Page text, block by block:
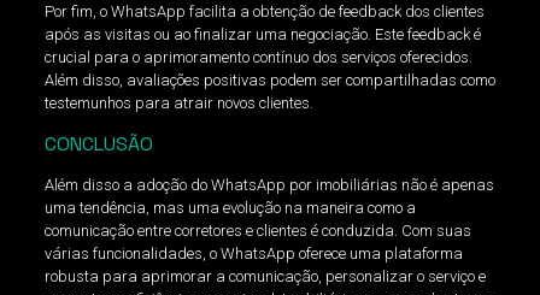
Por fim, o WhatsApp facilita a obtenção de feedback dos clientes
após as visitas ou ao finalizar uma negociação. Este feedback é
crucial para o aprimoramento contínuo dos serviços oferecidos.
Além disso, avaliações positivas podem ser compartilhadas como
testemunhos para atrair novos clientes.
CONCLUSÃO
Além disso a adoção do WhatsApp por imobiliárias não é apenas
uma tendência, mas uma evolução na maneira como a
comunicação entre corretores e clientes é conduzida. Com suas
várias funcionalidades, o WhatsApp oferece uma plataforma
robusta para aprimorar a comunicação, personalizar o serviço e